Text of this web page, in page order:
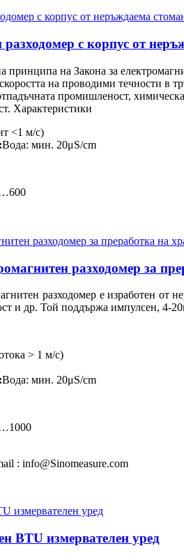
с корпус от
принципа на Закона за
на проводими течности в
промишленост,
Характеристики
<1 м/с)
Вода: мин. 20μS/cm
разходомер за
разходомер е изработен от
и др. Той поддържа импулсен, 4-
> 1 м/с)
Вода: мин. 20μS/cm
: info@Sinomeasure.com
BTU измервателен уред